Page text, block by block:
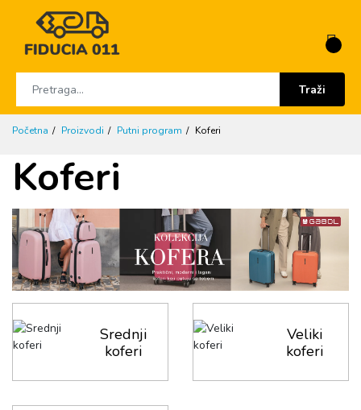
Traži
Početna Proizvodi Putni program Koferi
Koferi
Srednji
koferi
Veliki
koferi